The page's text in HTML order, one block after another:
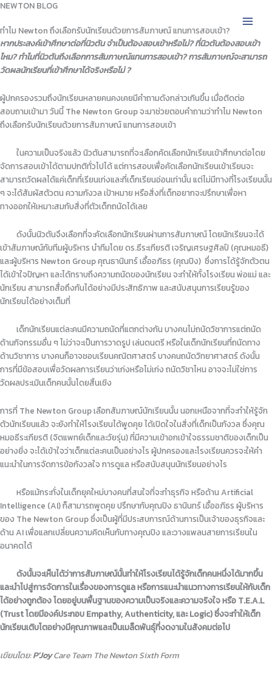
Skip
content
NEWTON BLOG
ทำไม Newton ถึงเลือกรับนักเรียนด้วยการสัมภาษณ์ แทนการสอบเข้า?​
หากประสงค์เข้าศึกษาต่อที่นิวตัน จำเป็นต้องสอบเข้าหรือไม่? ที่นิวตันต้องสอบเข้า
ไหม? ทำไมที่นิวตันถึงเลือกการสัมภาษณ์แทนการสอบเข้า? การสัมภาษณ์จะสามารถ
วัดผลนักเรียนที่เข้าศึกษาได้จริงหรือไม่ ?
ผู้ปกครองรวมถึงนักเรียนหลายคนคงเคยมีคำถามดังกล่าวเกินขึ้น เมื่อติดต่อ
สอบถามเข้ามา วันนี้ The Newton Group จะมาช่วยตอบคำถามว่าทำไม Newton
ถึงเลือกรับนักเรียนด้วยการสัมภาษณ์ แทนการสอบเข้า
ในความเป็นจริงแล้ว นิวตันสามารถที่จะเลือกคัดเลือกนักเรียนเข้าศึกษาต่อโดย
จัดการสอบเข้าได้ตามปกติทั่วไปได้ แต่การสอบเพื่อคัดเลือกนักเรียนเข้าเรียนจะ
สามารถวัดผลได้แค่เด็กที่เรียนเก่งและที่เด็กเรียนอ่อนเท่านั้น แต่ไม่มีทางที่โรงเรียนนั้น
ๆ จะได้สัมผัสตัวตน ความกังวล เป้าหมาย หรือสิ่งที่เด็กอยากจะปรึกษาเพื่อหา
ทางออกให้เหมาะสมกับสิ่งที่ตัวเด็กถนัดได้เลย
ดังนั้นนิวตันจึงเลือกที่จะคัดเลือกนักเรียนผ่านการสัมภาษณ์ โดยนักเรียนจะได้
เข้าสัมภาษณ์กับทีมผู้บริหาร นำทีมโดย ดร.ธีระเกียรติ เจริญเศรษฐศิลป์ (คุณหมอธี)
และผู้บริหาร Newton Group คุณธานินทร์ เอื้ออภิธร (คุณปิง) ซึ่งการได้รู้จักตัวตน
ได้เข้าใจปัญหา และได้ทราบถึงความถนัดของนักเรียน จะทำให้ทั้งโรงเรียน พ่อแม่ และ
นักเรียน สามารถสื่อถึงกันได้อย่างมีประสิทธิภาพ และสนับสนุนการเรียนรู้ของ
นักเรียนได้อย่างเต็มที่
เด็กนักเรียนแต่ละคนมีความถนัดที่แตกต่างกัน บางคนไม่ถนัดวิชาการแต่ถนัด
ด้านกิจกรรมอื่น ๆ ไม่ว่าจะเป็นการวาดรูป เล่นดนตรี หรือในเด็กนักเรียนที่ถนัดทาง
ด้านวิชาการ บางคนก็อาจชอบเรียนคณิตศาสตร์ บางคนถนัดวิทยาศาสตร์ ดังนั้น
การที่มีข้อสอบเพื่อวัดผลการเรียนว่าเก่งหรือไม่เก่ง ถนัดวิชาไหน อาจจะไม่ใช่การ
วัดผลประเมินเด็กคนนั้นโดยสิ้นเชิง
การที่ The Newton Group เลือกสัมภาษณ์นักเรียนนั้น นอกเหนือจากที่จะทำให้รู้จัก
ตัวนักเรียนแล้ว จะยังทำให้โรงเรียนได้พูดคุย ได้เปิดใจในสิ่งที่เด็กเป็นกังวล ซึ่งคุณ
หมอธีระเกียรติ (จิตแพทย์เด็กและวัยรุ่น) ที่มีความเข้าอกเข้าใจธรรมชาติของเด็กเป็น
อย่างยิ่ง จะได้เข้าใจว่าเด็กแต่ละคนเป็นอย่างไร ผู้ปกครองและโรงเรียนควรจะให้คำ
แนะนำในการจัดการข้อกังวลใจ การดูแล หรือสนับสนุนนักเรียนอย่างไร
หรือแม้กระทั่งในเด็กยุคใหม่บางคนที่สนใจที่จะทำธุรกิจ หรือด้าน Artificial
Intelligence (AI) ก็สามารถพูดคุย ปรึกษากับคุณปิง ธานินทร์ เอื้ออภิธร ผู้บริหาร
ของ The Newton Group ซึ่งเป็นผู้ที่มีประสบการณ์ด้านการเป็นเจ้าของธุรกิจและ
ด้าน AI เพื่อแลกเปลี่ยนความคิดเห็นกับทางคุณปิง และวางแพลนสายการเรียนใน
อนาคตได้
ดังนั้นจะเห็นได้ว่าการสัมภาษณ์นั้นทำให้โรงเรียนได้รู้จักเด็กคนหนึ่งได้มากขึ้น
และนำไปสู่การจัดการในเรื่องของการดูแล หรือการแนะนำแนวทางการเรียนให้กับเด็ก
ได้อย่างถูกต้อง โดยอยู่บนพื้นฐานของความเป็นจริงและความจริงใจ หรือ T.E.A.L
(Trust โดยมีองค์ประกอบ Empathy, Authenticity, และ Logic) ซึ่งจะทำให้เด็ก
นักเรียนเติบโตอย่างมีคุณภาพและเป็นเมล็ดพันธุ์ที่งดงามในสังคมต่อไป
เขียนโดย:P’JoyCare Team The Newton Sixth Form